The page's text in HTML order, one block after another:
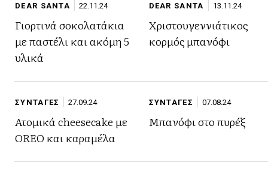
DEAR SANTA 22.11.24
Γιορτινά σοκολατάκια
με παστέλι και ακόμη 5
υλικά
DEAR SANTA 13.11.24
Χριστουγεννιάτικος
κορμός μπανόφι
ΣΥΝΤΑΓΕΣ 27.09.24
Ατομικά cheesecake με
OREO και καραμέλα
ΣΥΝΤΑΓΕΣ 07.08.24
Μπανόφι στο πυρέξ